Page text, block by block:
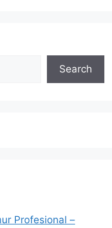
Search
Profesional –